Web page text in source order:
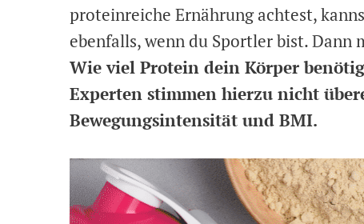
proteinreiche Ernährung achtest,
ebenfalls, wenn du Sportler bist. Dann
Wie viel Protein dein Körper
Experten stimmen hierzu nicht
Bewegungsintensität und BMI.